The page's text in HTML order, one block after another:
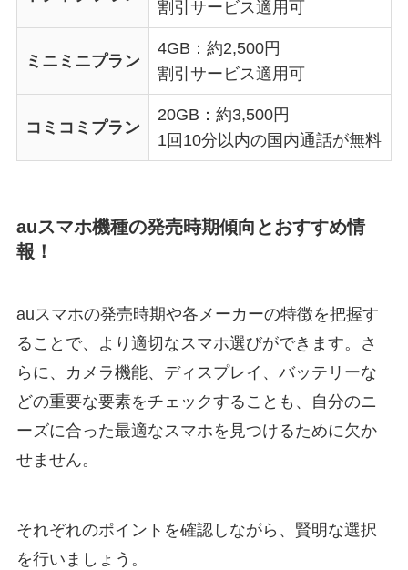
割引サービス適用可
ミニミニプラン
4GB：約2,500円
割引サービス適用可
コミコミプラン
20GB：約3,500円
1回10分以内の国内通話が無料
auスマホ機種の発売時期傾向とおすすめ情
報！
auスマホの発売時期や各メーカーの特徴を把握す
ることで、より適切なスマホ選びができます。さ
らに、カメラ機能、ディスプレイ、バッテリーな
どの重要な要素をチェックすることも、自分のニ
ーズに合った最適なスマホを見つけるために欠か
せません。
それぞれのポイントを確認しながら、賢明な選択
を行いましょう。